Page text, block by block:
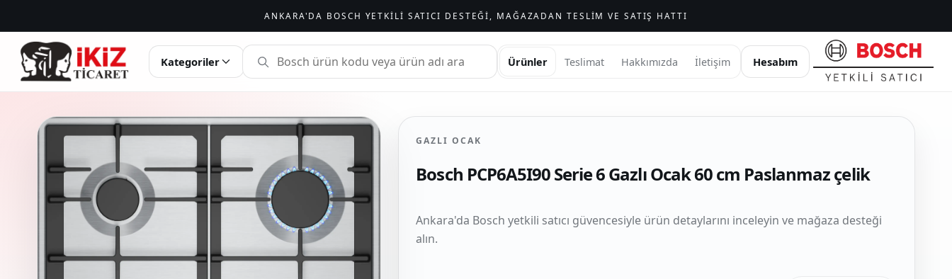
ANKARA'DA BOSCH YETKILI SATICI DESTEĞI, MAĞAZADAN TESLIM VE SATIŞ HATTI
İKIZ TICARET
Kategoriler Ürünler Teslimat Hakkımızda İletişim Hesabım
GAZLI OCAK
Bosch PCP6A5I90 Serie 6 Gazlı Ocak 60 cm Paslanmaz çelik
Ankara'da Bosch yetkili satıcı güvencesiyle ürün detaylarını inceleyin ve mağaza desteği
alın.